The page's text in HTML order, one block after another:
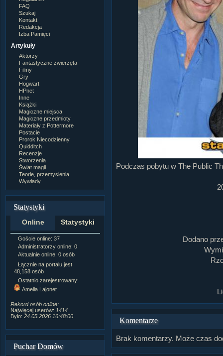
FAQ
Szukaj
Kontakt
Redakcja
Izba Pamięci
Artykuły
Aktorzy
Fantastyczne zwierzęta
Filmy
Gry
Hogwart
HPnet
Inne
Książki
Magiczne miejsca
Magiczne przedmioty
Materiały z Pottermore
Postacie
Prorok Niecodzienny
Quidditch
Recenzje
Stworzenia
Świat magii
Teorie, przemyslenia
Wywiady
Statystyki
Online Statystyki
Goście online: 37
Administratorzy online: 0
Aktualnie online: 0 osób
Łącznie na portalu jest
48,158 osób
Ostatnio zarejestrowany:
Amelia Lajonet
Rekord osób online:
Najwięcej userów: 1414
Było: 24.05.2026 16:48:00
Puchar Domów
Podczas pobytu w The Public
Dodano
Komentarze
Brak komentarzy. Może czas